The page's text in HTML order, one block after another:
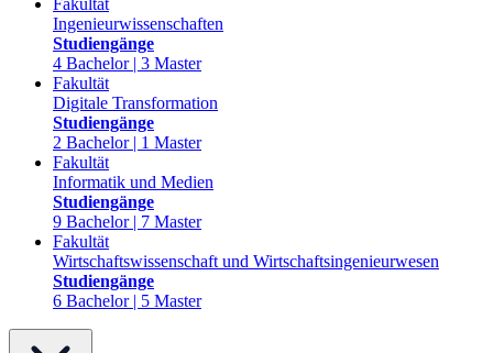
Fakultät
Ingenieurwissenschaften
Studiengänge
4 Bachelor | 3 Master
Fakultät
Digitale Transformation
Studiengänge
2 Bachelor | 1 Master
Fakultät
Informatik und Medien
Studiengänge
9 Bachelor | 7 Master
Fakultät
Wirtschaftswissenschaft und Wirtschaftsingenieurwesen
Studiengänge
6 Bachelor | 5 Master